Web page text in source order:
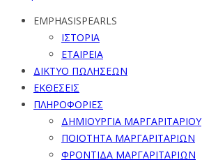
EMPHASISPEARLS
ΙΣΤΟΡΙΑ
ΕΤΑΙΡΕΙΑ
ΔΙΚΤΥΟ ΠΩΛΗΣΕΩΝ
ΕΚΘΕΣΕΙΣ
ΠΛΗΡΟΦΟΡΙΕΣ
ΔΗΜΙΟΥΡΓΙΑ ΜΑΡΓΑΡΙΤΑΡΙΟΥ
ΠΟΙΟΤΗΤΑ ΜΑΡΓΑΡΙΤΑΡΙΩΝ
ΦΡΟΝΤΙΔΑ ΜΑΡΓΑΡΙΤΑΡΙΩΝ